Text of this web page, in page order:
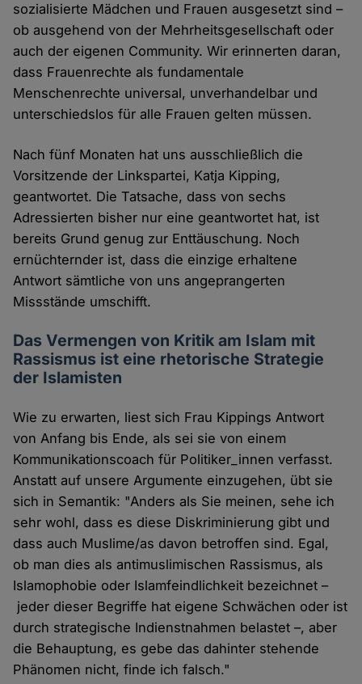
sozialisierte Mädchen und Frauen ausgesetzt sind –
ob ausgehend von der Mehrheitsgesellschaft oder
auch der eigenen Community. Wir erinnerten daran,
dass Frauenrechte als fundamentale
Menschenrechte universal, unverhandelbar und
unterschiedslos für alle Frauen gelten müssen.
Nach fünf Monaten hat uns ausschließlich die
Vorsitzende der Linkspartei, Katja Kipping,
geantwortet. Die Tatsache, dass von sechs
Adressierten bisher nur eine geantwortet hat, ist
bereits Grund genug zur Enttäuschung. Noch
ernüchternder ist, dass die einzige erhaltene
Antwort sämtliche von uns angeprangerten
Missstände umschifft.
Das Vermengen von Kritik am Islam mit
Rassismus ist eine rhetorische Strategie
der Islamisten
Wie zu erwarten, liest sich Frau Kippings Antwort
von Anfang bis Ende, als sei sie von einem
Kommunikationscoach für Politiker_innen verfasst.
Anstatt auf unsere Argumente einzugehen, übt sie
sich in Semantik: "Anders als Sie meinen, sehe ich
sehr wohl, dass es diese Diskriminierung gibt und
dass auch Muslime/as davon betroffen sind. Egal,
ob man dies als antimuslimischen Rassismus, als
Islamophobie oder Islamfeindlichkeit bezeichnet –
jeder dieser Begriffe hat eigene Schwächen oder ist
durch strategische Indienstnahmen belastet –, aber
die Behauptung, es gebe das dahinter stehende
Phänomen nicht, finde ich falsch."